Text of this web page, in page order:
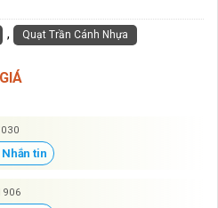
, Quạt Trần Cánh Nhựa
Nhắn tin